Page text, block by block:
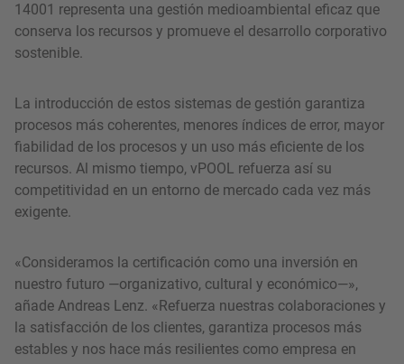
14001 representa una gestión medioambiental eficaz que
conserva los recursos y promueve el desarrollo corporativo
sostenible.
La introducción de estos sistemas de gestión garantiza
procesos más coherentes, menores índices de error, mayor
fiabilidad de los procesos y un uso más eficiente de los
recursos. Al mismo tiempo, vPOOL refuerza así su
competitividad en un entorno de mercado cada vez más
exigente.
«Consideramos la certificación como una inversión en
nuestro futuro —organizativo, cultural y económico—»,
añade Andreas Lenz. «Refuerza nuestras colaboraciones y
la satisfacción de los clientes, garantiza procesos más
estables y nos hace más resilientes como empresa en